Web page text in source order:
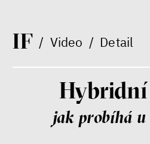
IF/ Video / Detail
jak probíhá u